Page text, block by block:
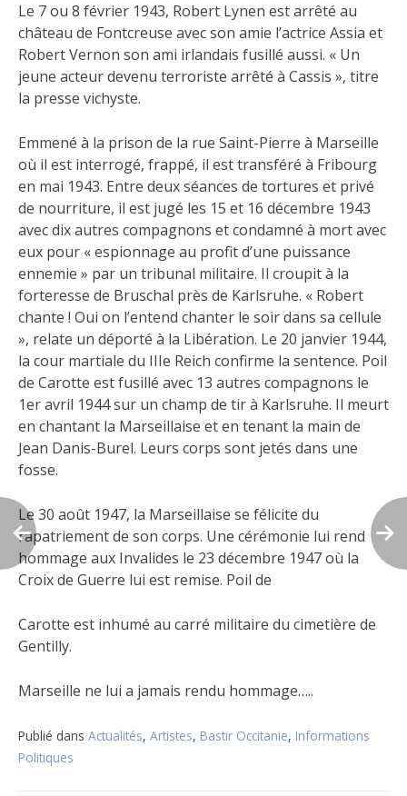
Le 7 ou 8 février 1943, Robert Lynen est arrêté au
château de Fontcreuse avec son amie l’actrice Assia et
Robert Vernon son ami irlandais fusillé aussi. « Un
jeune acteur devenu terroriste arrêté à Cassis », titre
la presse vichyste.
Emmené à la prison de la rue Saint-Pierre à Marseille
où il est interrogé, frappé, il est transféré à Fribourg
en mai 1943. Entre deux séances de tortures et privé
de nourriture, il est jugé les 15 et 16 décembre 1943
avec dix autres compagnons et condamné à mort avec
eux pour « espionnage au profit d’une puissance
ennemie » par un tribunal militaire. Il croupit à la
forteresse de Bruschal près de Karlsruhe. « Robert
chante ! Oui on l’entend chanter le soir dans sa cellule
», relate un déporté à la Libération. Le 20 janvier 1944,
la cour martiale du IIIe Reich confirme la sentence. Poil
de Carotte est fusillé avec 13 autres compagnons le
1er avril 1944 sur un champ de tir à Karlsruhe. Il meurt
en chantant la Marseillaise et en tenant la main de
Jean Danis-Burel. Leurs corps sont jetés dans une
fosse.
Le 30 août 1947, la Marseillaise se félicite du
rapatriement de son corps. Une cérémonie lui rend
hommage aux Invalides le 23 décembre 1947 où la
Croix de Guerre lui est remise. Poil de
Carotte est inhumé au carré militaire du cimetière de
Gentilly.
Marseille ne lui a jamais rendu hommage…..
Publié dans Actualités, Artistes, Bastir Occitanie, Informations
Politiques